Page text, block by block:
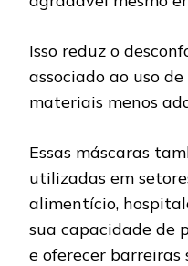
Isso reduz o
associado ao uso
materiais menos
Essas máscaras
utilizadas em
alimentício,
sua capacidade de
e oferecer barreiras